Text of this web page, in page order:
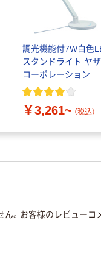
調光機能付7W白色
スタンドライト ヤ
コーポレーション
￥3,261~ （税込）
。お客様のレビューコ